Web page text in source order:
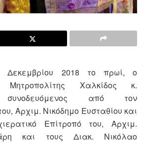
Δεκεμβρίου 2018 το πρωί, ο
Μητροπολίτης Χαλκίδος κ.
συνοδευόμενος από τον
Αρχιμ. Νικόδημο Ευσταθίου και
Επίτροπό του, Αρχιμ.
και τους Διακ. Νικόλαο